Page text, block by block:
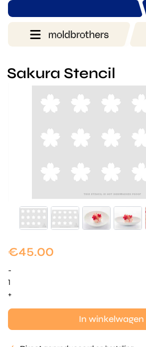
Sakura Stencil
€45.00
-
Sakura
Stencil
+
In winkelwagen